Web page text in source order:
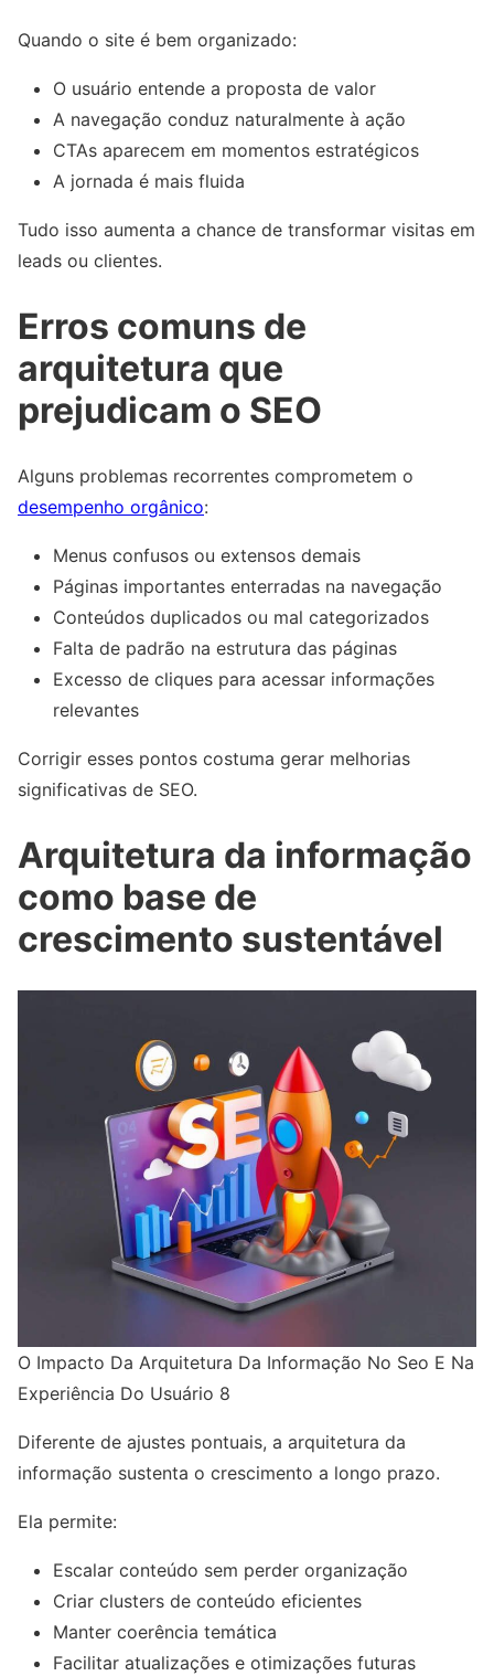
Quando o site é bem organizado:
O usuário entende a proposta de valor
A navegação conduz naturalmente à ação
CTAs aparecem em momentos estratégicos
A jornada é mais fluida
Tudo isso aumenta a chance de transformar visitas em
leads ou clientes.
Erros comuns de
arquitetura que
prejudicam o SEO
Alguns problemas recorrentes comprometem o
desempenho orgânico:
Menus confusos ou extensos demais
Páginas importantes enterradas na navegação
Conteúdos duplicados ou mal categorizados
Falta de padrão na estrutura das páginas
Excesso de cliques para acessar informações
relevantes
Corrigir esses pontos costuma gerar melhorias
significativas de SEO.
Arquitetura da informação
como base de
crescimento sustentável
O Impacto Da Arquitetura Da Informação No Seo E Na
Experiência Do Usuário 8
Diferente de ajustes pontuais, a arquitetura da
informação sustenta o crescimento a longo prazo.
Ela permite:
Escalar conteúdo sem perder organização
Criar clusters de conteúdo eficientes
Manter coerência temática
Facilitar atualizações e otimizações futuras